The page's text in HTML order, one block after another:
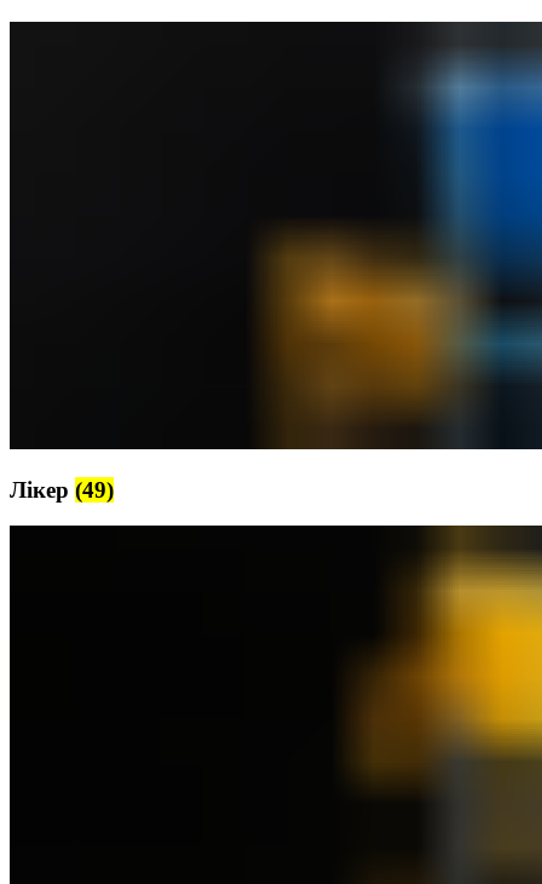
Лікер (49)